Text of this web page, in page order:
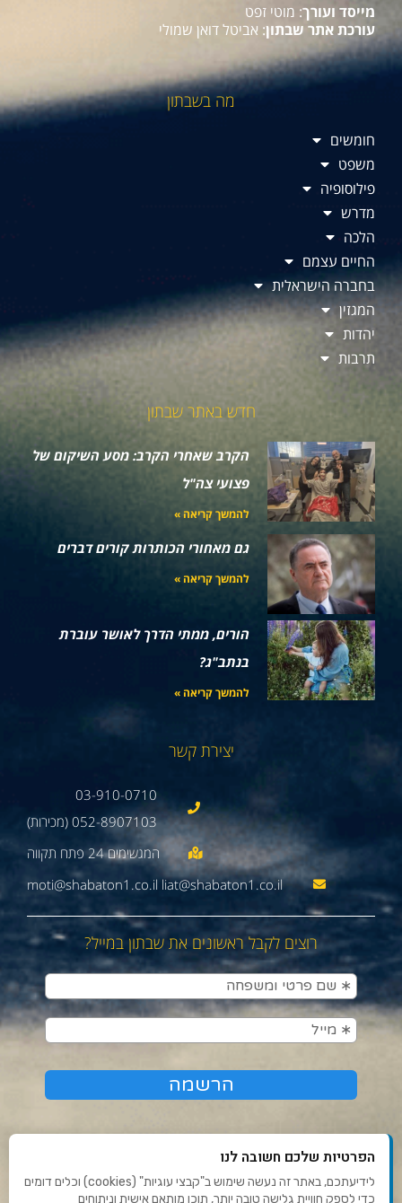
מייסד ועורך: מוטי זפט
עורכת אתר שבתון: אביטל דואן שמולי
מה בשבתון
חומשים
משפט
פילוסופיה
מדרש
הלכה
החיים עצמם
בחברה הישראלית
המגזין
יהדות
תרבות
חדש באתר שבתון
הקרב שאחרי הקרב: מסע השיקום של
פצועי צה"ל
להמשך קריאה »
גם מאחורי הכותרות קורים דברים
להמשך קריאה »
הורים, ממתי הדרך לאושר עוברת
בנתב"ג?
להמשך קריאה »
יצירת קשר
03-910-0710
052-8907103 (מכירות)
moti@shabaton1.co.il liat@shabaton1.co.il
רוצים לקבל ראשונים את שבתון במייל?
הפרטיות שלכם חשובה לנו
לידיעתכם, באתר זה נעשה שימוש ב"קבצי עוגיות" (cookies) וכלים דומים
כדי לספק חוויית גלישה טובה יותר, תוכן מותאם אישית וניתוחים